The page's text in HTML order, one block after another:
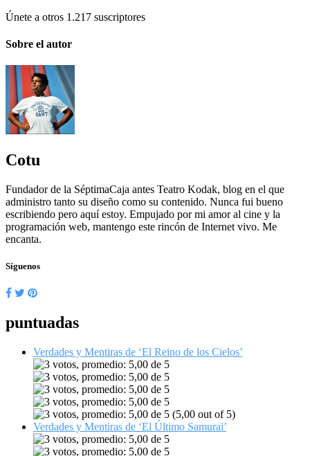
Únete a otros 1.217 suscriptores
Sobre el autor
Cotu
Fundador de la SéptimaCaja antes Teatro Kodak, blog en el que
administro tanto su diseño como su contenido. Nunca fui bueno
escribiendo pero aquí estoy. Empujado por mi amor al cine y la
programación web, mantengo este rincón de Internet vivo. Me
encanta.
Síguenos
puntuadas
Verdades y Mentiras de ‘El Reino de los Cielos’
(5,00 out of 5)
Verdades y Mentiras de ‘El Último Samurai’